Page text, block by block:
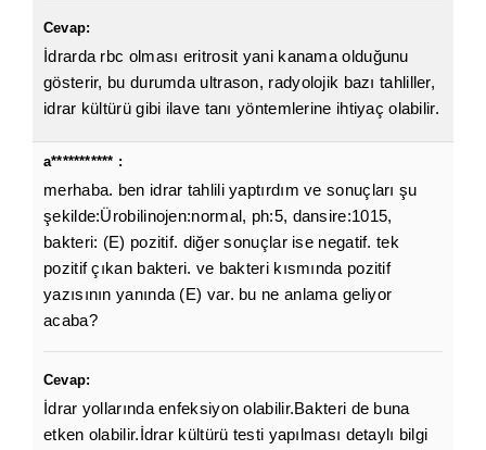
Cevap:
İdrarda rbc olması eritrosit yani kanama olduğunu
gösterir, bu durumda ultrason, radyolojik bazı tahliller,
idrar kültürü gibi ilave tanı yöntemlerine ihtiyaç olabilir.
a*********** :
merhaba. ben idrar tahlili yaptırdım ve sonuçları şu
şekilde:Ürobilinojen:normal, ph:5, dansire:1015,
bakteri: (E) pozitif. diğer sonuçlar ise negatif. tek
pozitif çıkan bakteri. ve bakteri kısmında pozitif
yazısının yanında (E) var. bu ne anlama geliyor
acaba?
Cevap:
İdrar yollarında enfeksiyon olabilir.Bakteri de buna
etken olabilir.İdrar kültürü testi yapılması detaylı bilgi